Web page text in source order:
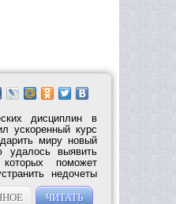
дисциплин в
ускоренный курс
миру новый
удалось выявить
которых поможет
недочеты
ЧИТАТЬ